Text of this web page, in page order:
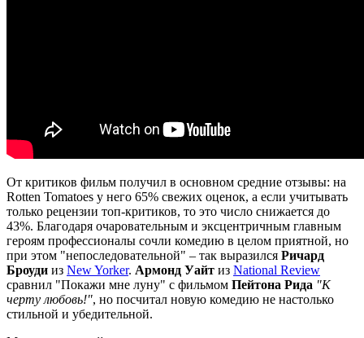
От критиков фильм получил в основном средние отзывы: на
Rotten Tomatoes у него 65% свежих оценок, а если учитывать
только рецензии топ-критиков, то это число снижается до
43%. Благодаря очаровательным и эксцентричным главным
героям профессионалы сочли комедию в целом приятной, но
при этом "непоследовательной" – так выразился Ричард
Броуди из New Yorker. Армонд Уайт из National Review
сравнил "Покажи мне луну" с фильмом Пейтона Рида "К
черту любовь!", но посчитал новую комедию не настолько
стильной и убедительной.